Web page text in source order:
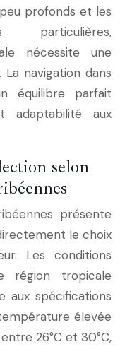
profonds et les
particulières,
nécessite une
navigation dans
équilibre parfait
adaptabilité aux
selon
présente
le choix
Les conditions
région tropicale
aux spécifications
élevée
26°C et 30°C,